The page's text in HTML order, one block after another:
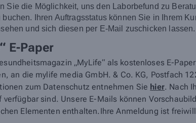
Sie die Möglichkeit, uns den Laborbefund zu
buchen. Ihren Auftragsstatus können Sie in Ihrem
und sich diesen per E-Mail zuschicken lassen.
E-Paper
„MyLife“ als kostenloses E-
an die mylife media GmbH. & Co. KG, Postfach
zum Datenschutz entnehmen Sie hier. Nach
verfügbar sind. Unsere E-Mails können
Elementen enthalten.Ihre Anmeldung ist